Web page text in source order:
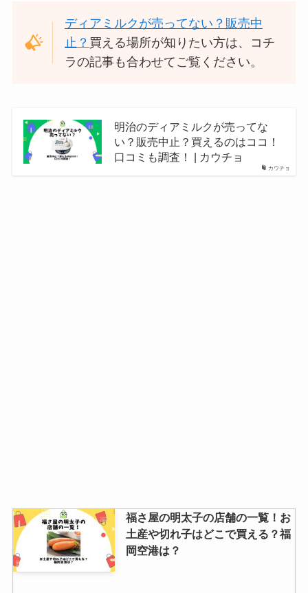
ディアミルクが売ってない？販売中
止？ 買える場所が知りたい方は、コチ
ラの記事も合わせてご覧ください。
カウチョ
明治のディアミルクが売ってな
い？販売中止？買えるのはココ！
口コミも調査！ | カウチョ
福さ屋の明太子の店舗の一覧！お
土産や切れ子はどこで買える？福
岡空港は？